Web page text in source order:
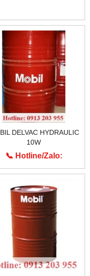
DELVAC HYDRAULIC
10W
📞 Hotline/Zalo:
0913.203.955